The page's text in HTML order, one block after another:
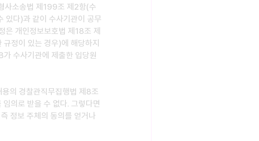
사소송법 제199조 제2항(수
있다)과 같이 수사기관이 공무
은 개인정보보호법 제18조 제
정이 있는 경우)에 해당하지
수사기관에 제출한 입당원
의 경찰관직무집행법 제8조
의로 받을 수 없다. 그렇다면
정보 주체의 동의를 얻거나